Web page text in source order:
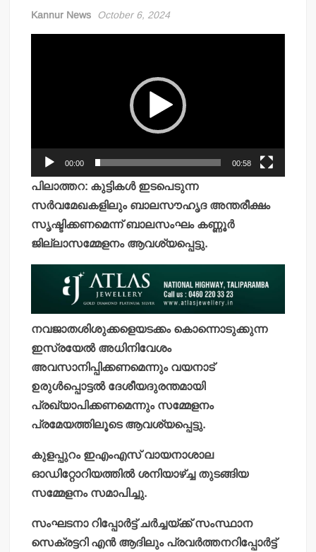
Kannur News October 6, 2024
00:00 00:58
പിലാത്തറ: കുട്ടികള്‍ ഇടപെടുന്ന
സര്‍വമേഖകളിലും ബാലസൗഹൃദ അന്തരീക്ഷം
സൃഷ്ടിക്കണമെന്ന് ബാലസംഘം കണ്ണൂര്‍
ജില്ലാസമ്മേളനം ആവശ്യപ്പെട്ടു.
നവജാതശിശുക്കളെയടക്കം കൊന്നൊടുക്കുന്ന
ഇസ്രയേല്‍ അധിനിവേശം
അവസാനിപ്പിക്കണമെന്നും വയനാട്
ഉരുള്‍പ്പൊട്ടല്‍ ദേശീയദുരന്തമായി
പ്രഖ്യാപിക്കണമെന്നും സമ്മേളനം
പ്രമേയത്തിലൂടെ ആവശ്യപ്പെട്ടു.
കുളപ്പുറം ഇഎംഎസ് വായനാശാല
ഓഡിറ്റോറിയത്തില്‍ ശനിയാഴ്ച്ച തുടങ്ങിയ
സമ്മേളനം സമാപിച്ചു.
സംഘടനാ റിപ്പോര്‍ട്ട് ചര്‍ച്ചയ്ക്ക് സംസ്ഥാന
സെക്രട്ടറി എന്‍ ആദിലും പ്രവര്‍ത്തനറിപ്പോര്‍ട്ട്